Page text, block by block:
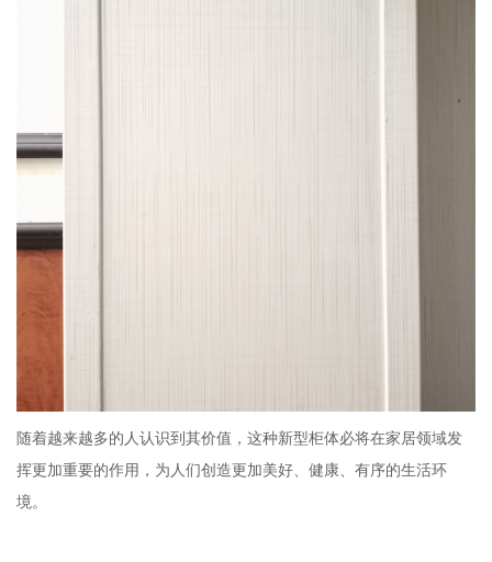
随着越来越多的人认识到其价值，这种新型柜体必将在家居领域发
挥更加重要的作用，为人们创造更加美好、健康、有序的生活环
境。